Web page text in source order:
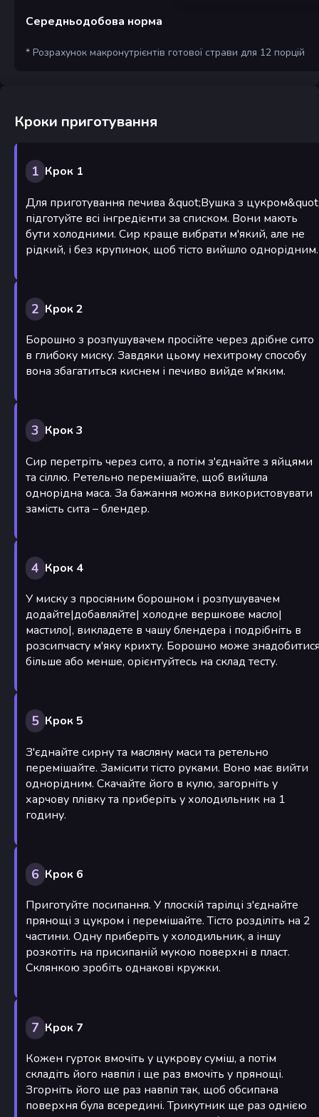
Середньодобова норма
* Розрахунок макронутрієнтів готової страви для 12 порцій
Кроки приготування
1 Крок 1
Для приготування печива &quot;Вушка з
підготуйте всі інгредієнти за списком. Вони мають
бути холодними. Сир краще вибрати м'який, але не
рідкий, і без крупинок, щоб тісто вийшло однорідним.
2 Крок 2
Борошно з розпушувачем просійте через дрібне сито
в глибоку миску. Завдяки цьому нехитрому способу
вона збагатиться киснем і печиво вийде м'яким.
3 Крок 3
Сир перетріть через сито, а потім з'єднайте з яйцями
та сіллю. Ретельно перемішайте, щоб вийшла
однорідна маса. За бажання можна використовувати
замість сита – блендер.
4 Крок 4
У миску з просіяним борошном і розпушувачем
додайте|добавляйте| холодне вершкове масло|
мастило|, викладете в чашу блендера і подрібніть в
розсипчасту м'яку крихту. Борошно може
більше або менше, орієнтуйтесь на склад тесту.
5 Крок 5
З'єднайте сирну та масляну маси та ретельно
перемішайте. Замісити тісто руками. Воно має вийти
однорідним. Скачайте його в кулю, загорніть у
харчову плівку та приберіть у холодильник на 1
годину.
6 Крок 6
Приготуйте посипання. У плоскій тарілці з'єднайте
прянощі з цукром і перемішайте. Тісто розділіть на 2
частини. Одну приберіть у холодильник, а іншу
розкотіть на присипаній мукою поверхні в пласт.
Склянкою зробіть однакові кружки.
7 Крок 7
Кожен гурток вмочіть у цукрову суміш, а потім
складіть його навпіл і ще раз вмочіть у прянощі.
Згорніть його ще раз навпіл так, щоб обсипана
поверхня була всередині. Трикутник ще раз однією